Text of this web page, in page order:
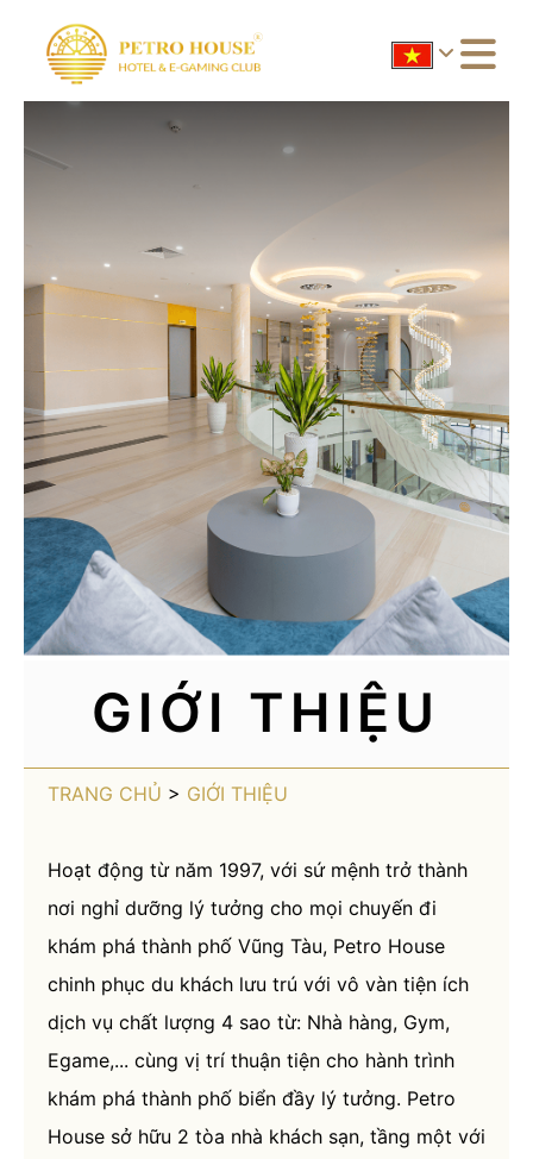
GIỚI THIỆU
TRANG CHỦ > GIỚI THIỆU
Hoạt động từ năm 1997, với sứ mệnh trở thành
nơi nghỉ dưỡng lý tưởng cho mọi chuyến đi
khám phá thành phố Vũng Tàu, Petro House
chinh phục du khách lưu trú với vô vàn tiện ích
dịch vụ chất lượng 4 sao từ: Nhà hàng, Gym,
Egame,... cùng vị trí thuận tiện cho hành trình
khám phá thành phố biển đầy lý tưởng. Petro
House sở hữu 2 tòa nhà khách sạn, tầng một với